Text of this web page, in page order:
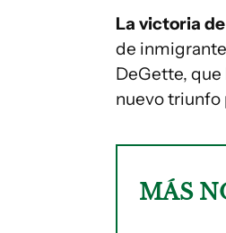
La victoria
de
DeGette, que
nuevo triunfo
MÁS